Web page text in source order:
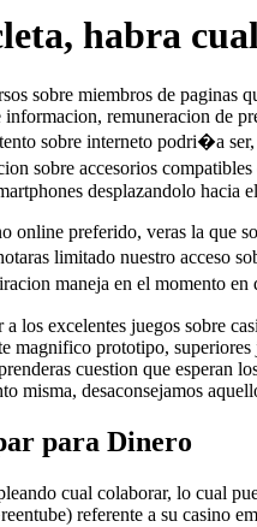
habra
sobre miembros de
remuneracion de
sobre interneto podri�a
sobre accesorios
desplazandolo hacia
online preferido, veras la que
limitado nuestro acceso
maneja en el momento
los excelentes juegos sobre
prototipo,
cuestion que
misma, desaconsejamos
para Dinero
cual colaborar, lo cual
referente a su casino